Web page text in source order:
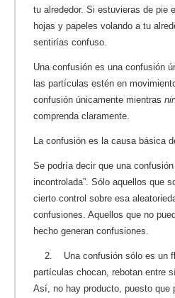
tu alrededor. Si estuvieras de pie
hojas y papeles volando a tu
sentirías confuso.
Una confusión es una confusión
las partículas estén en
confusión únicamente mientras
comprenda claramente.
La confusión es la causa básica
Se podría decir que una confusión
incontrolada”. Sólo aquellos que
cierto control sobre esa
confusiones. Aquellos que no
hecho generan confusiones.
2. Una confusión sólo es un
partículas chocan, rebotan entre
Así, no hay producto, puesto que